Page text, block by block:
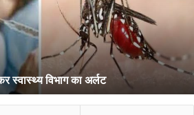
विभाग का अर्लट